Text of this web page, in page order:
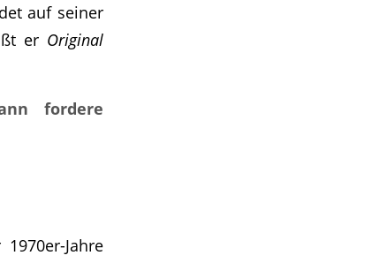
auf seiner
er Original
fordere
Jahre